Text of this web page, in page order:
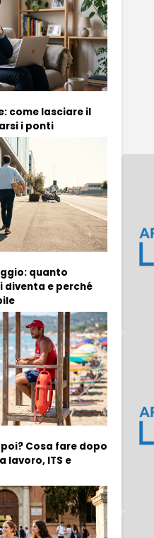
come lasciare il
i ponti
quanto
diventa e perché
Cosa fare dopo
lavoro, ITS e